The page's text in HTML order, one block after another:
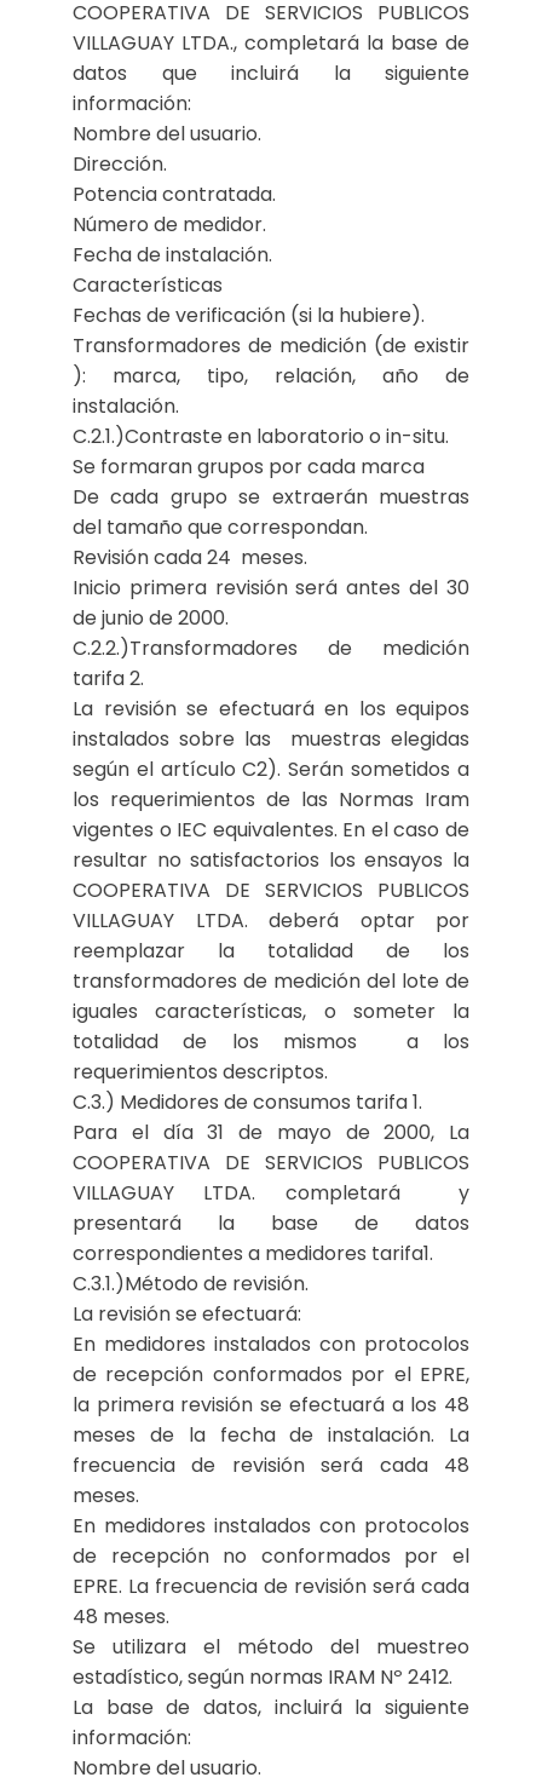
COOPERATIVA DE SERVICIOS PUBLICOS
VILLAGUAY LTDA., completará la base de
datos que incluirá la siguiente
información:
Nombre del usuario.
Dirección.
Potencia contratada.
Número de medidor.
Fecha de instalación.
Características
Fechas de verificación (si la hubiere).
Transformadores de medición (de existir
): marca, tipo, relación, año de
instalación.
C.2.1.)Contraste en laboratorio o in-situ.
Se formaran grupos por cada marca
De cada grupo se extraerán muestras
del tamaño que correspondan.
Revisión cada 24 meses.
Inicio primera revisión será antes del 30
de junio de 2000.
C.2.2.)Transformadores de medición
tarifa 2.
La revisión se efectuará en los equipos
instalados sobre las muestras elegidas
según el artículo C2). Serán sometidos a
los requerimientos de las Normas Iram
vigentes o IEC equivalentes. En el caso de
resultar no satisfactorios los ensayos la
COOPERATIVA DE SERVICIOS PUBLICOS
VILLAGUAY LTDA. deberá optar por
reemplazar la totalidad de los
transformadores de medición del lote de
iguales características, o someter la
totalidad de los mismos a los
requerimientos descriptos.
C.3.) Medidores de consumos tarifa 1.
Para el día 31 de mayo de 2000, La
COOPERATIVA DE SERVICIOS PUBLICOS
VILLAGUAY LTDA. completará y
presentará la base de datos
correspondientes a medidores tarifa1.
C.3.1.)Método de revisión.
La revisión se efectuará:
En medidores instalados con protocolos
de recepción conformados por el EPRE,
la primera revisión se efectuará a los 48
meses de la fecha de instalación. La
frecuencia de revisión será cada 48
meses.
En medidores instalados con protocolos
de recepción no conformados por el
EPRE. La frecuencia de revisión será cada
48 meses.
Se utilizara el método del muestreo
estadístico, según normas IRAM Nº 2412.
La base de datos, incluirá la siguiente
información:
Nombre del usuario.